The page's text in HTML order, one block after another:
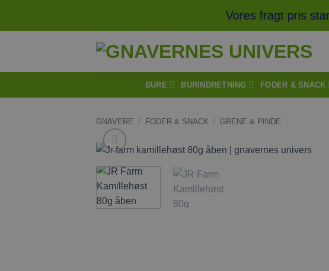
Vores fragt pris
BURE BURINDRETNING FODER & SNACK
GNAVERE / FODER & SNACK / GRENE & PINDE